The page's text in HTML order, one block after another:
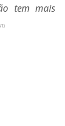
tem mais